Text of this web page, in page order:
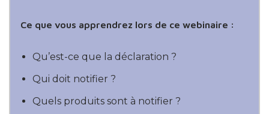
Ce que vous apprendrez lors de ce webinaire :
Qu’est-ce que la déclaration ?
Qui doit notifier ?
Quels produits sont à notifier ?